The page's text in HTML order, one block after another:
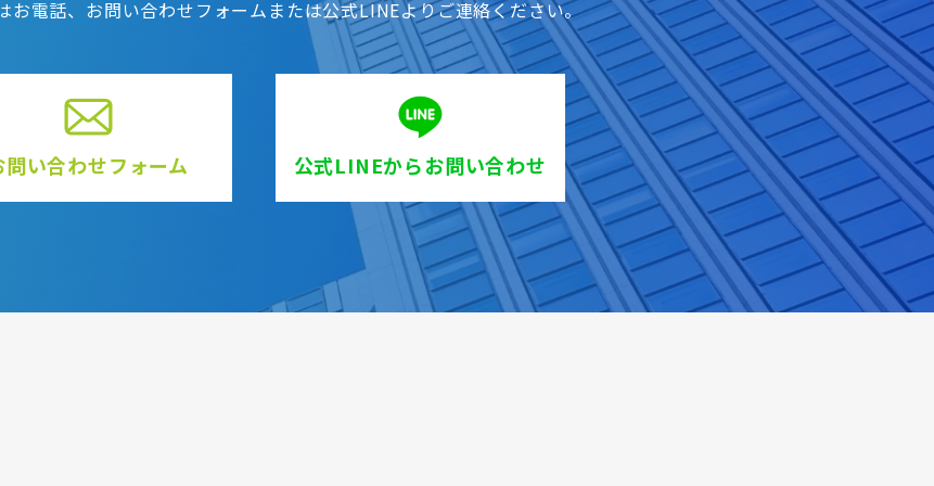
お電話、お問い合わせフォームまたは公式LINEよりご連絡ください。
問い合わせフォーム 公式LINEからお問い合わせ